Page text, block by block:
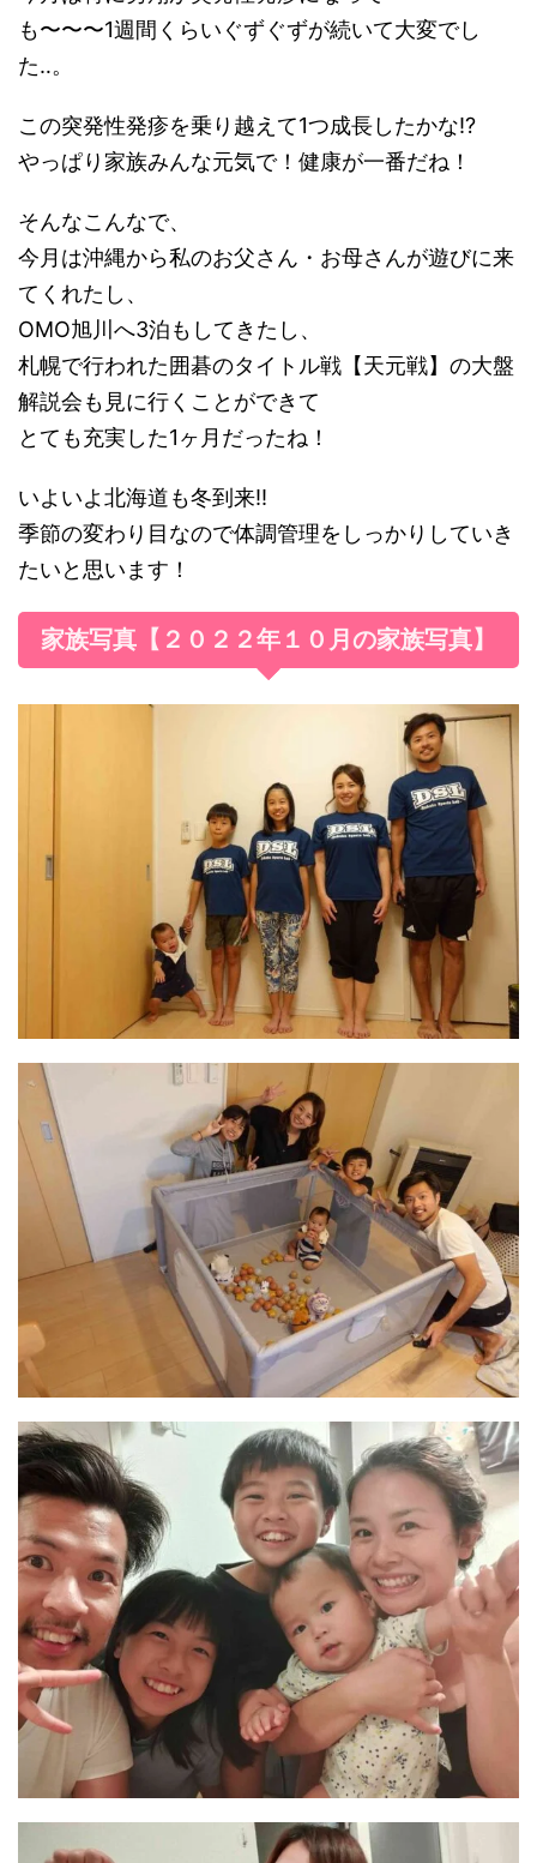
も〜〜〜1週間くらいぐずぐずが続いて大変でし
た‥。
この突発性発疹を乗り越えて1つ成長したかな!?
やっぱり家族みんな元気で！健康が一番だね！
そんなこんなで、
今月は沖縄から私のお父さん・お母さんが遊びに来
てくれたし、
OMO旭川へ3泊もしてきたし、
札幌で行われた囲碁のタイトル戦【天元戦】の大盤
解説会も見に行くことができて
とても充実した1ヶ月だったね！
いよいよ北海道も冬到来!!
季節の変わり目なので体調管理をしっかりしていき
たいと思います！
家族写真【２０２２年１０月の家族写真】